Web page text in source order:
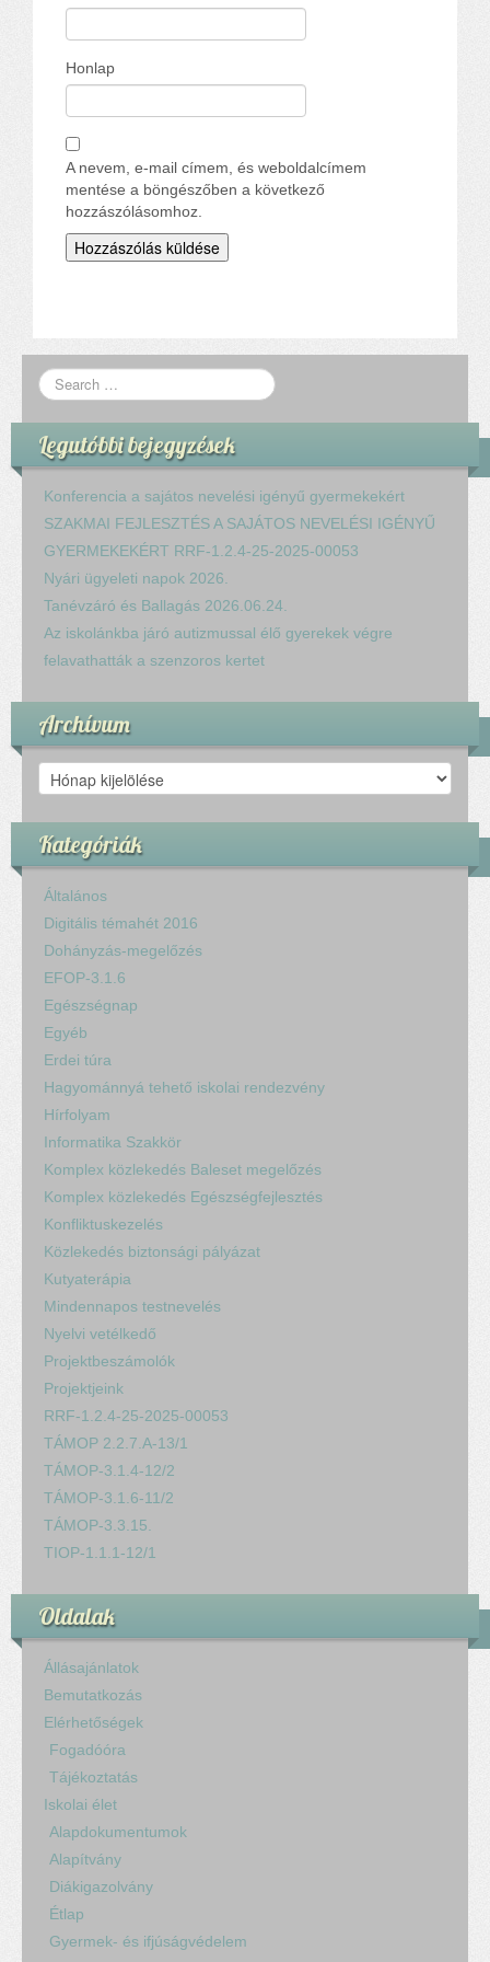
Honlap
A nevem, e-mail címem, és weboldalcímem
mentése a böngészőben a következő
hozzászólásomhoz.
Legutóbbi bejegyzések
Konferencia a sajátos nevelési igényű gyermekekért
SZAKMAI FEJLESZTÉS A SAJÁTOS NEVELÉSI IGÉNYŰ
GYERMEKEKÉRT RRF-1.2.4-25-2025-00053
Nyári ügyeleti napok 2026.
Tanévzáró és Ballagás 2026.06.24.
Az iskolánkba járó autizmussal élő gyerekek végre
felavathatták a szenzoros kertet
Archívum
Archívum
Kategóriák
Általános
Digitális témahét 2016
Dohányzás-megelőzés
EFOP-3.1.6
Egészségnap
Egyéb
Erdei túra
Hagyománnyá tehető iskolai rendezvény
Hírfolyam
Informatika Szakkör
Komplex közlekedés Baleset megelőzés
Komplex közlekedés Egészségfejlesztés
Konfliktuskezelés
Közlekedés biztonsági pályázat
Kutyaterápia
Mindennapos testnevelés
Nyelvi vetélkedő
Projektbeszámolók
Projektjeink
RRF-1.2.4-25-2025-00053
TÁMOP 2.2.7.A-13/1
TÁMOP-3.1.4-12/2
TÁMOP-3.1.6-11/2
TÁMOP-3.3.15.
TIOP-1.1.1-12/1
Oldalak
Állásajánlatok
Bemutatkozás
Elérhetőségek
Fogadóóra
Tájékoztatás
Iskolai élet
Alapdokumentumok
Alapítvány
Diákigazolvány
Étlap
Gyermek- és ifjúságvédelem